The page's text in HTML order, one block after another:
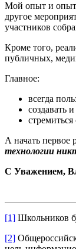
Мой опыт и опыт
другое
участников
Кроме того,
публичных,
Главное:
всегда
создавать
А начать первое
технологии
С Уважением,
[1] Школьников
[2]